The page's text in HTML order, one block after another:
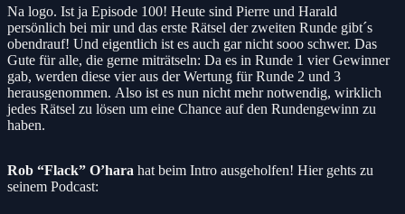
Na logo. Ist ja Episode 100! Heute sind Pierre und Harald
persönlich bei mir und das erste Rätsel der zweiten Runde gibt´s
obendrauf! Und eigentlich ist es auch gar nicht sooo schwer. Das
Gute für alle, die gerne miträtseln: Da es in Runde 1 vier Gewinner
gab, werden diese vier aus der Wertung für Runde 2 und 3
herausgenommen. Also ist es nun nicht mehr notwendig, wirklich
jedes Rätsel zu lösen um eine Chance auf den Rundengewinn zu
haben.
Rob “Flack” O’hara hat beim Intro ausgeholfen! Hier gehts zu
seinem Podcast: